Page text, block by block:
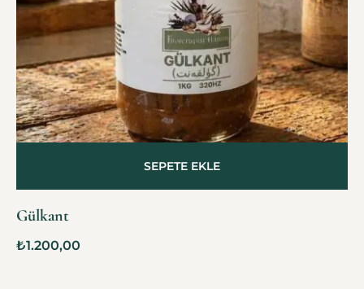
Gülkant
₺1.200,00
SEPETE EKLE